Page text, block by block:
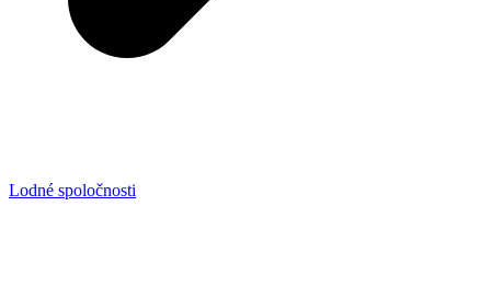
Lodné spoločnosti